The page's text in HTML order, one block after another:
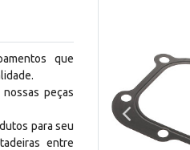
que
peças
para seu
entre